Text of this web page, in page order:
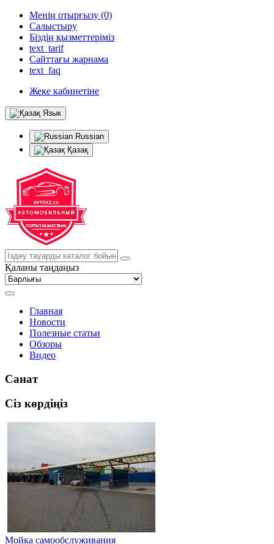
Менің отырғызу (0)
Салыстыру
Біздің қызметтеріміз
text_tarif
Сайттағы жарнама
text_faq
Жеке кабинетіне
Язык
Russian
Қазақ
Қаланы таңдаңыз
Главная
Новости
Полезные статьи
Обзоры
Видео
Санат
Сіз көрдіңіз
Мойка самообслуживания